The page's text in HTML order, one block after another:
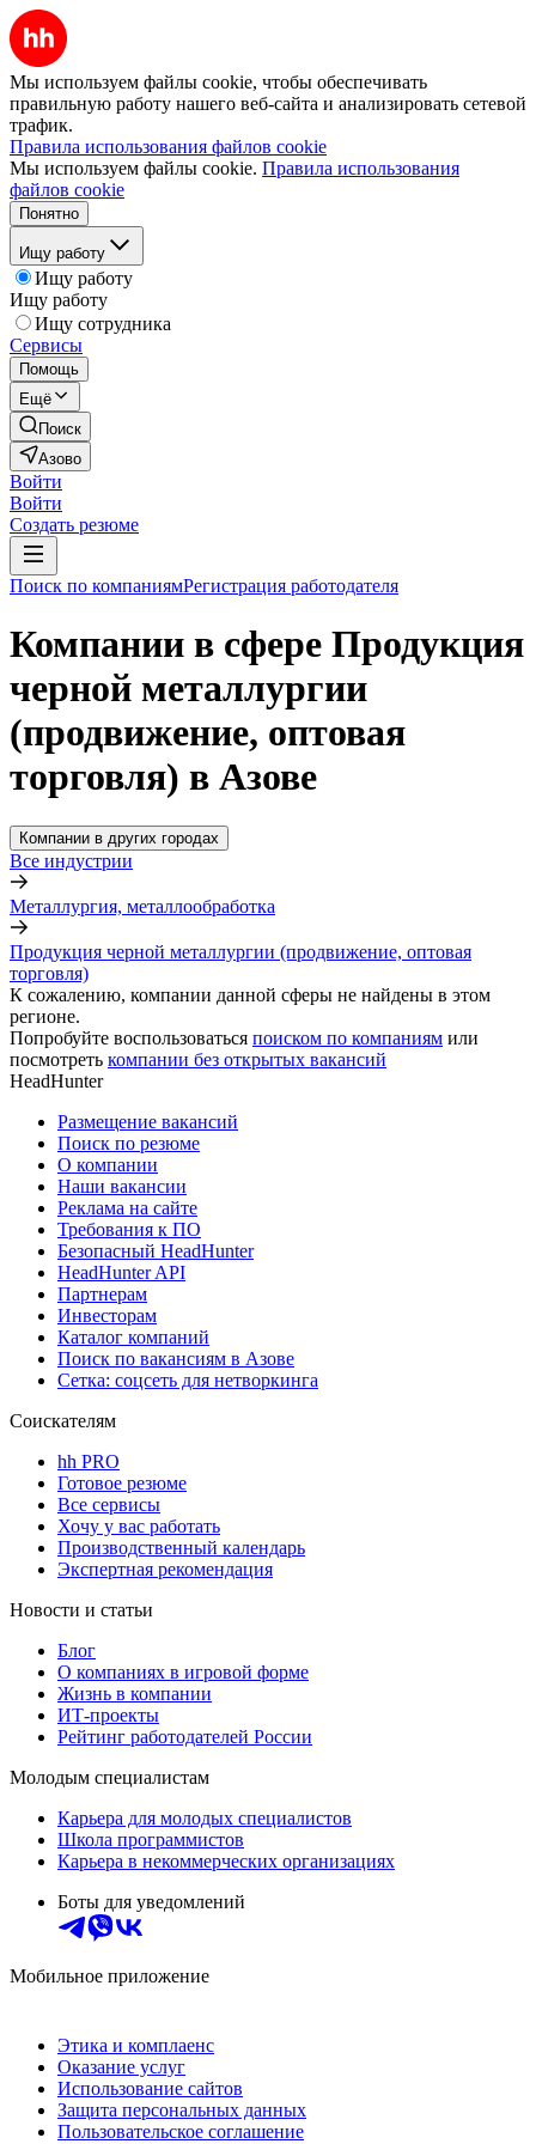
Мы используем файлы cookie, чтобы обеспечивать
правильную работу нашего веб-сайта и анализировать сетевой
трафик.
Правила использования файлов cookie
Мы используем файлы cookie. Правила использования
файлов cookie
Понятно
Ищу работу
Ищу работу
Ищу работу
Ищу сотрудника
Сервисы
Помощь
Ещё
Поиск
Азово
Войти
Войти
Создать резюме
Поиск по компаниямРегистрация работодателя
Компании в сфере Продукция
черной металлургии
(продвижение, оптовая
торговля) в Азове
Компании в других городах
Все индустрии
Металлургия, металлообработка
Продукция черной металлургии (продвижение, оптовая
торговля)
К сожалению, компании данной сферы не найдены в этом
регионе.
Попробуйте воспользоваться поиском по компаниям или
посмотреть компании без открытых вакансий
HeadHunter
Размещение вакансий
Поиск по резюме
О компании
Наши вакансии
Реклама на сайте
Требования к ПО
Безопасный HeadHunter
HeadHunter API
Партнерам
Инвесторам
Каталог компаний
Поиск по вакансиям в Азове
Сетка: соцсеть для нетворкинга
Соискателям
hh PRO
Готовое резюме
Все сервисы
Хочу у вас работать
Производственный календарь
Экспертная рекомендация
Новости и статьи
Блог
О компаниях в игровой форме
Жизнь в компании
ИТ-проекты
Рейтинг работодателей России
Молодым специалистам
Карьера для молодых специалистов
Школа программистов
Карьера в некоммерческих организациях
Боты для уведомлений
Мобильное приложение
Этика и комплаенс
Оказание услуг
Использование сайтов
Защита персональных данных
Пользовательское соглашение